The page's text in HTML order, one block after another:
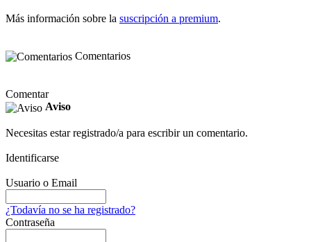
Más información sobre la suscripción a premium.
Comentarios
Comentar
Aviso
Necesitas estar registrado/a para escribir un comentario.
Identificarse
Usuario o Email
¿Todavía no se ha registrado?
Contraseña